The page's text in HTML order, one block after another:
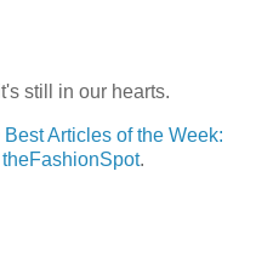
still in our hearts.
Articles of the Week:
theFashionSpot.